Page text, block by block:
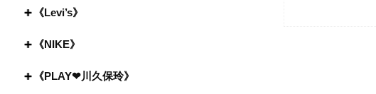
《Levi’s》
《NIKE》
《PLAY❤川久保玲》